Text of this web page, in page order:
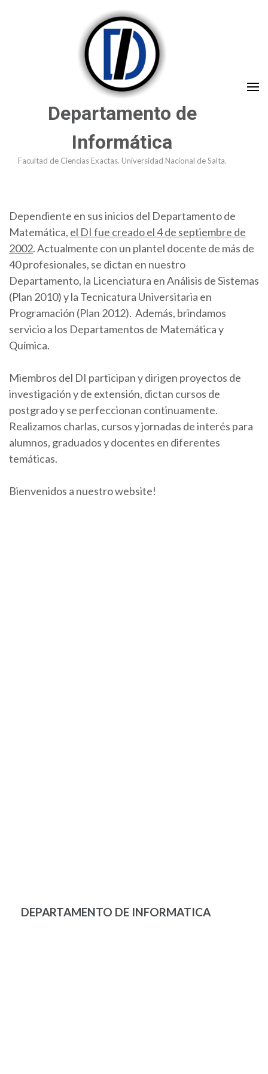
Departamento de
Informática
Facultad de Ciencias Exactas. Universidad Nacional de Salta.
Dependiente en sus inicios del Departamento de
Matemática, el DI fue creado el 4 de septiembre de
2002. Actualmente con un plantel docente de más de
40 profesionales, se dictan en nuestro
Departamento, la Licenciatura en Análisis de Sistemas
(Plan 2010) y la Tecnicatura Universitaria en
Programación (Plan 2012). Además, brindamos
servicio a los Departamentos de Matemática y
Química.
Miembros del DI participan y dirigen proyectos de
investigación y de extensión, dictan cursos de
postgrado y se perfeccionan continuamente.
Realizamos charlas, cursos y jornadas de interés para
alumnos, graduados y docentes en diferentes
temáticas.
Bienvenidos a nuestro website!
DEPARTAMENTO DE INFORMATICA